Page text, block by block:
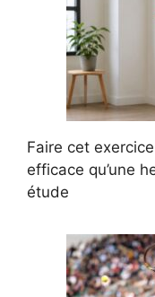
Faire cet
efficace qu’une
étude